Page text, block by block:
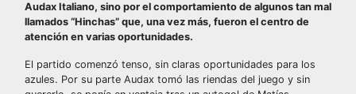
Audax Italiano, sino por el comportamiento de algunos tan mal
llamados “Hinchas” que, una vez más, fueron el centro de
atención en varias oportunidades.
El partido comenzó tenso, sin claras oportunidades para los
azules. Por su parte Audax tomó las riendas del juego y sin